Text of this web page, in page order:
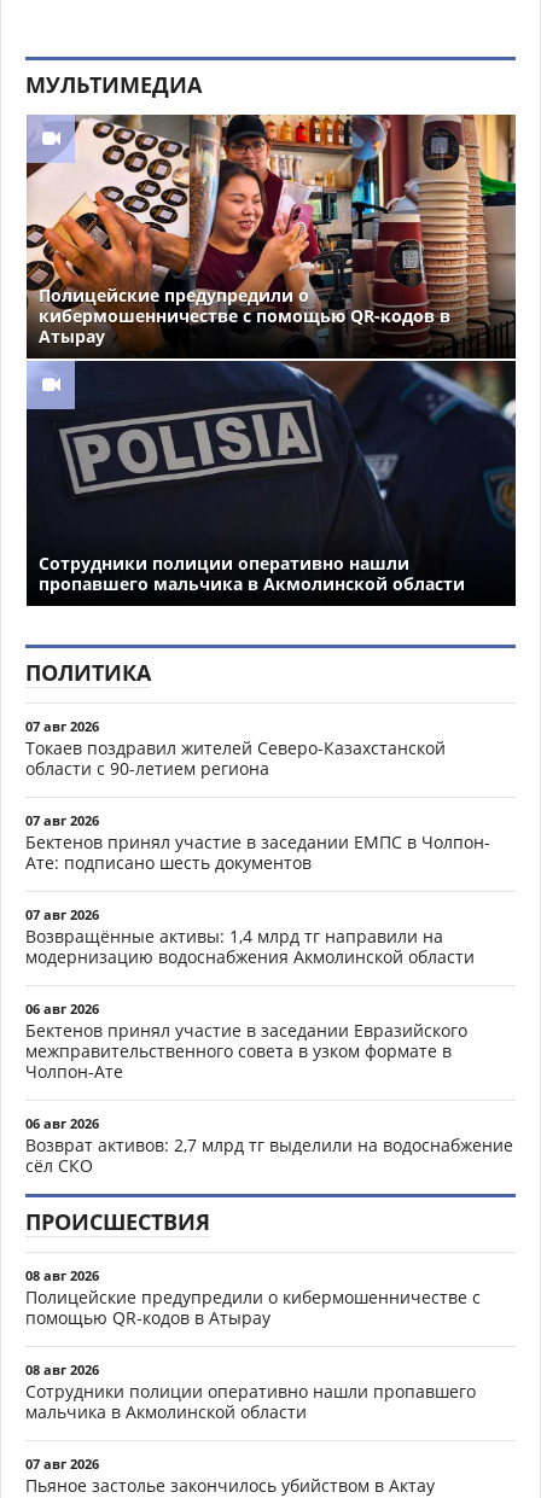
МУЛЬТИМЕДИА
Полицейские предупредили о
кибермошенничестве с помощью QR-кодов в
Атырау
Сотрудники полиции оперативно нашли
пропавшего мальчика в Акмолинской области
ПОЛИТИКА
07 авг 2026
Токаев поздравил жителей Северо-Казахстанской
области с 90-летием региона
07 авг 2026
Бектенов принял участие в заседании ЕМПС в Чолпон-
Ате: подписано шесть документов
07 авг 2026
Возвращённые активы: 1,4 млрд тг направили на
модернизацию водоснабжения Акмолинской области
06 авг 2026
Бектенов принял участие в заседании Евразийского
межправительственного совета в узком формате в
Чолпон-Ате
06 авг 2026
Возврат активов: 2,7 млрд тг выделили на водоснабжение
сёл СКО
ПРОИСШЕСТВИЯ
08 авг 2026
Полицейские предупредили о кибермошенничестве с
помощью QR-кодов в Атырау
08 авг 2026
Сотрудники полиции оперативно нашли пропавшего
мальчика в Акмолинской области
07 авг 2026
Пьяное застолье закончилось убийством в Актау